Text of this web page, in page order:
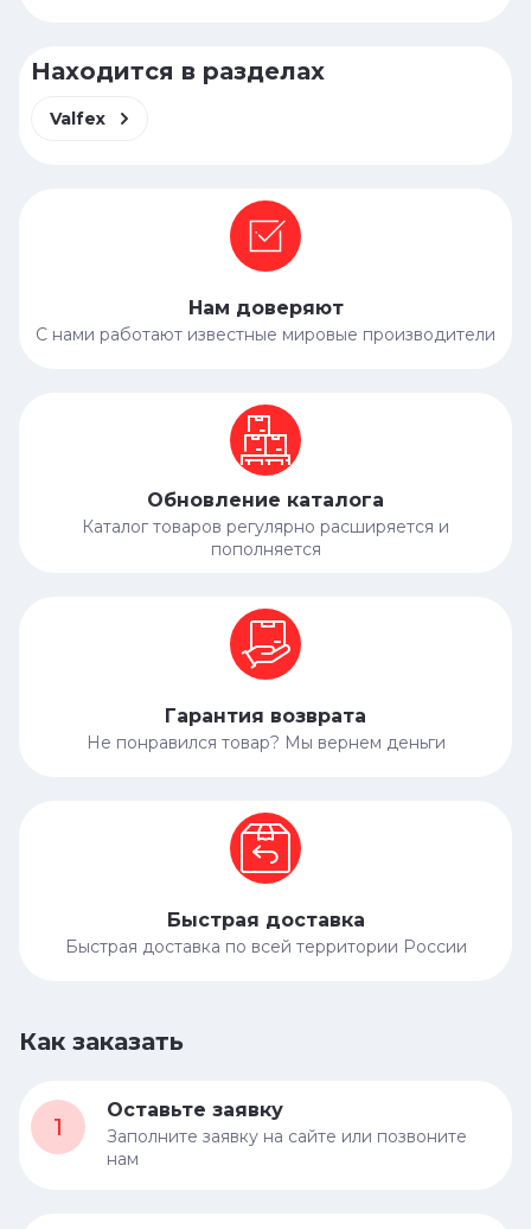
Находится в разделах
Valfex
Нам доверяют
С нами работают известные мировые производители
Обновление каталога
Каталог товаров регулярно расширяется и
пополняется
Гарантия возврата
Не понравился товар? Мы вернем деньги
Быстрая доставка
Быстрая доставка по всей территории России
Как заказать
1
Оставьте заявку
Заполните заявку на сайте или позвоните
нам